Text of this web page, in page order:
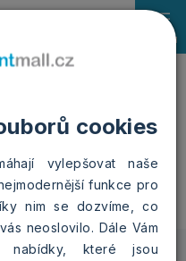
cookies
vylepšovat naše
funkce pro
nim se dozvíme, co
neoslovilo. Dále Vám
nabídky, které jsou
Menu
- Floral